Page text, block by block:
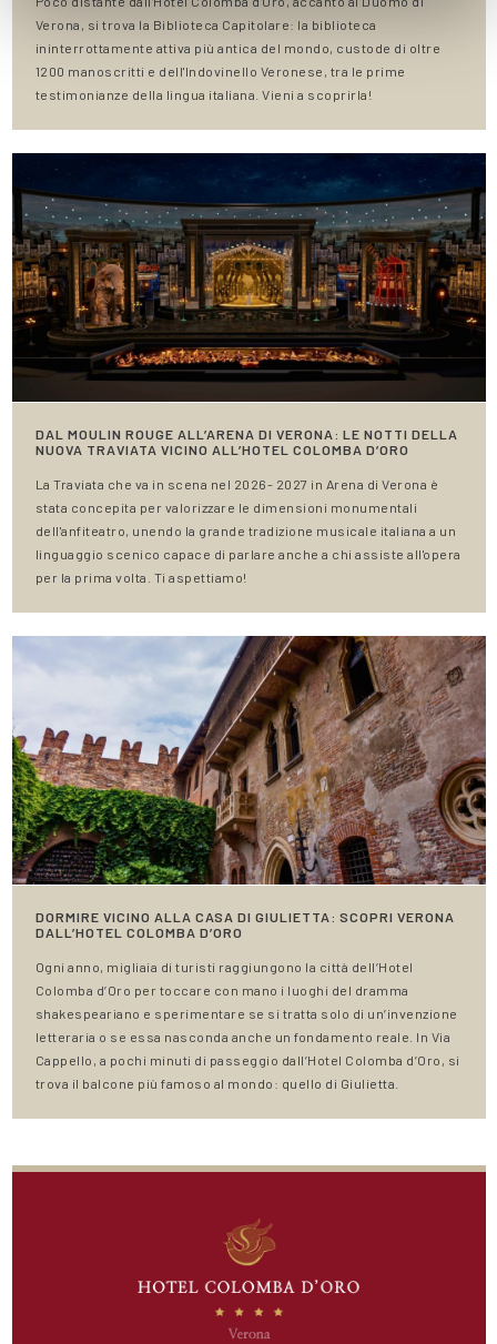
Verona, si trova la Biblioteca Capitolare: la biblioteca
ininterrottamente attiva più antica del mondo, custode di oltre
1200 manoscritti e dell'Indovinello Veronese, tra le prime
testimonianze della lingua italiana. Vieni a scoprirla!
DAL MOULIN ROUGE ALL’ARENA DI VERONA: LE NOTTI DELLA
NUOVA TRAVIATA VICINO ALL’HOTEL COLOMBA D’ORO
La Traviata che va in scena nel 2026- 2027 in Arena di Verona è
stata concepita per valorizzare le dimensioni monumentali
dell'anfiteatro, unendo la grande tradizione musicale italiana a un
linguaggio scenico capace di parlare anche a chi assiste all'opera
per la prima volta. Ti aspettiamo!
DORMIRE VICINO ALLA CASA DI GIULIETTA: SCOPRI VERONA
DALL’HOTEL COLOMBA D’ORO
Ogni anno, migliaia di turisti raggiungono la città dell’Hotel
Colomba d’Oro per toccare con mano i luoghi del dramma
shakespeariano e sperimentare se si tratta solo di un’invenzione
letteraria o se essa nasconda anche un fondamento reale. In Via
Cappello, a pochi minuti di passeggio dall’Hotel Colomba d’Oro, si
trova il balcone più famoso al mondo: quello di Giulietta.